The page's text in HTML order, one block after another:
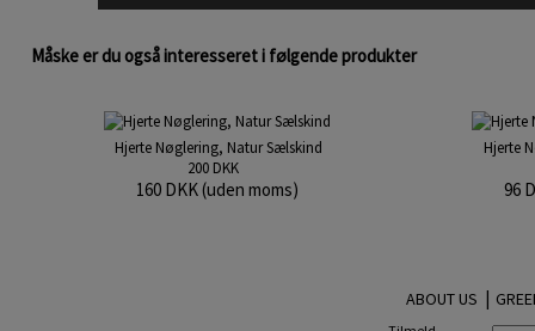
Måske er du også interesseret i følgende produkter
Hjerte Nøglering, Natur Sælskind
200 DKK
160 DKK (uden moms)
Hjerte
96
ABOUT US |